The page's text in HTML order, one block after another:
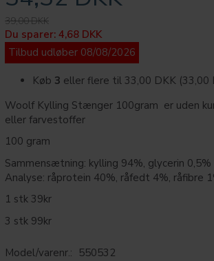
39,00 DKK
Du sparer: 4,68 DKK
Tilbud udløber 08/08/2026
Køb 3 eller flere til 33,00 DKK (33,00
Woolf Kylling Stænger 100gram er uden
eller farvestoffer
100 gram
Sammensætning: kylling 94%, glycerin 0,5%
Analyse: råprotein 40%, råfedt 4%, råfibre
1 stk 39kr
3 stk 99kr
Model/varenr.: 550532